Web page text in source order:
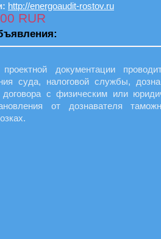
http://energoaudit-rostov.ru
RUR
документации
суда, налоговой службы,
с физическим или
от дознавателя